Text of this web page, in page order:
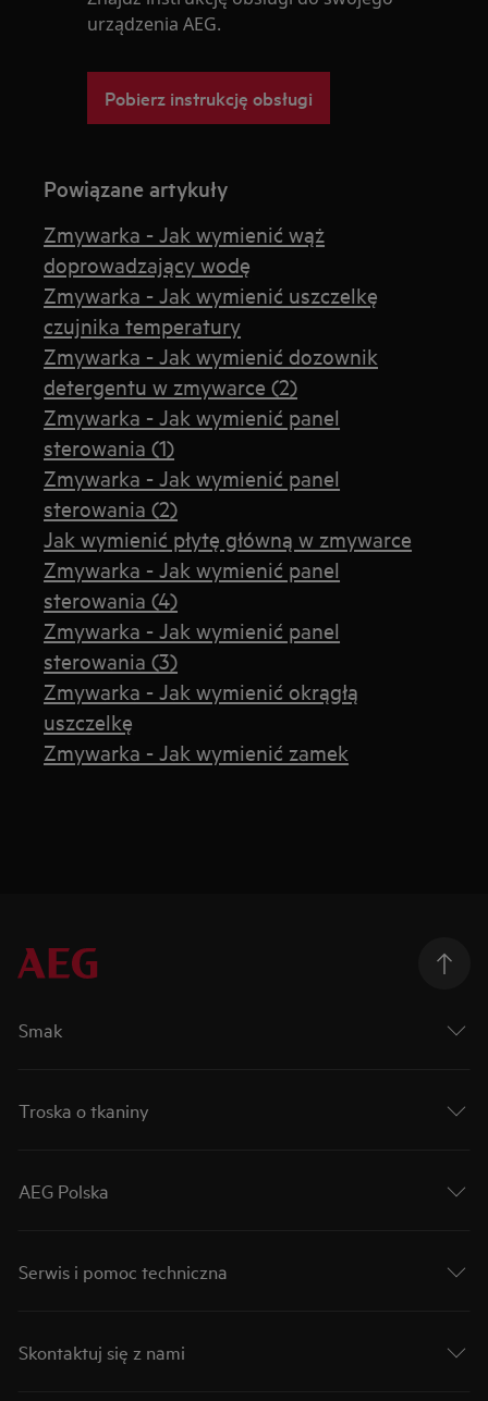
urządzenia AEG.
Pobierz instrukcję obsługi
Powiązane artykuły
Zmywarka - Jak wymienić wąż
doprowadzający wodę
Zmywarka - Jak wymienić uszczelkę
czujnika temperatury
Zmywarka - Jak wymienić dozownik
detergentu w zmywarce (2)
Zmywarka - Jak wymienić panel
sterowania (1)
Zmywarka - Jak wymienić panel
sterowania (2)
Jak wymienić płytę główną w zmywarce
Zmywarka - Jak wymienić panel
sterowania (4)
Zmywarka - Jak wymienić panel
sterowania (3)
Zmywarka - Jak wymienić okrągłą
uszczelkę
Zmywarka - Jak wymienić zamek
Smak
Troska o tkaniny
AEG Polska
Serwis i pomoc techniczna
Skontaktuj się z nami